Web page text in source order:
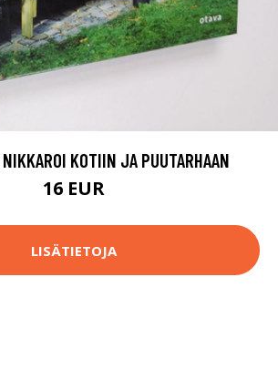
KOTIIN JA PUUTARHAAN
16 EUR
LISÄTIETOJA